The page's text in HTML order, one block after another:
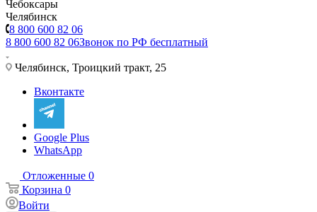
Чебоксары
Челябинск
8 800 600 82 06
8 800 600 82 06Звонок по РФ бесплатный
Челябинск, Троицкий тракт, 25
Вконтакте
Google Plus
WhatsApp
Отложенные 0
Корзина 0
Войти